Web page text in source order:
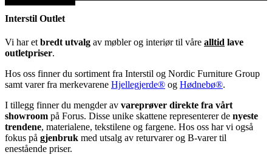
Interstil Outlet
Vi har et bredt utvalg av møbler og interiør til våre alltid lave
outletpriser.
Hos oss finner du sortiment fra Interstil og Nordic Furniture Group
samt varer fra merkevarene Hjellegjerde® og Hødnebø®.
I tillegg finner du mengder av vareprøver direkte fra vårt
showroom på Forus. Disse unike skattene representerer de nyeste
trendene, materialene, tekstilene og fargene. Hos oss har vi også
fokus på gjenbruk med utsalg av returvarer og B-varer til
enestående priser.